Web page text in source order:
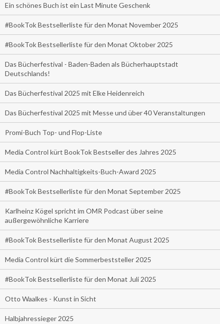
Ein schönes Buch ist ein Last Minute Geschenk
#BookTok Bestsellerliste für den Monat November 2025
#BookTok Bestsellerliste für den Monat Oktober 2025
Das Bücherfestival - Baden-Baden als Bücherhauptstadt
Deutschlands!
Das Bücherfestival 2025 mit Elke Heidenreich
Das Bücherfestival 2025 mit Messe und über 40 Veranstaltungen
Promi-Buch Top- und Flop-Liste
Media Control kürt BookTok Bestseller des Jahres 2025
Media Control Nachhaltigkeits-Buch-Award 2025
#BookTok Bestsellerliste für den Monat September 2025
Karlheinz Kögel spricht im OMR Podcast über seine
außergewöhnliche Karriere
#BookTok Bestsellerliste für den Monat August 2025
Media Control kürt die Sommerbeststeller 2025
#BookTok Bestsellerliste für den Monat Juli 2025
Otto Waalkes - Kunst in Sicht
Halbjahressieger 2025